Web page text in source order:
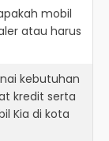
mobil
atau harus
kebutuhan
kredit serta
Kia di kota